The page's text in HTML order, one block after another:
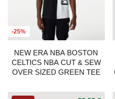
-25%
NEW ERA NBA BOSTON
CELTICS NBA CUT & SEW
OVER SIZED GREEN TEE